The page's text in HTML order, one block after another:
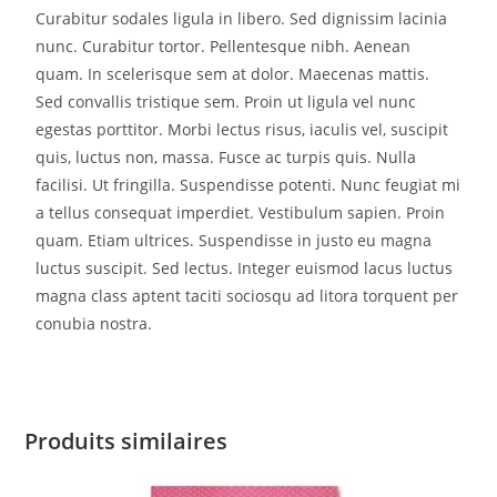
Curabitur sodales ligula in libero. Sed dignissim lacinia
nunc. Curabitur tortor. Pellentesque nibh. Aenean
quam. In scelerisque sem at dolor. Maecenas mattis.
Sed convallis tristique sem. Proin ut ligula vel nunc
egestas porttitor. Morbi lectus risus, iaculis vel, suscipit
quis, luctus non, massa. Fusce ac turpis quis. Nulla
facilisi. Ut fringilla. Suspendisse potenti. Nunc feugiat mi
a tellus consequat imperdiet. Vestibulum sapien. Proin
quam. Etiam ultrices. Suspendisse in justo eu magna
luctus suscipit. Sed lectus. Integer euismod lacus luctus
magna class aptent taciti sociosqu ad litora torquent per
conubia nostra.
Produits similaires